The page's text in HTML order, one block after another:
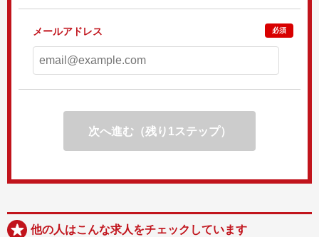
メールアドレス 必須
次へ進む（残り1ステップ）
他の人はこんな求人をチェックしています